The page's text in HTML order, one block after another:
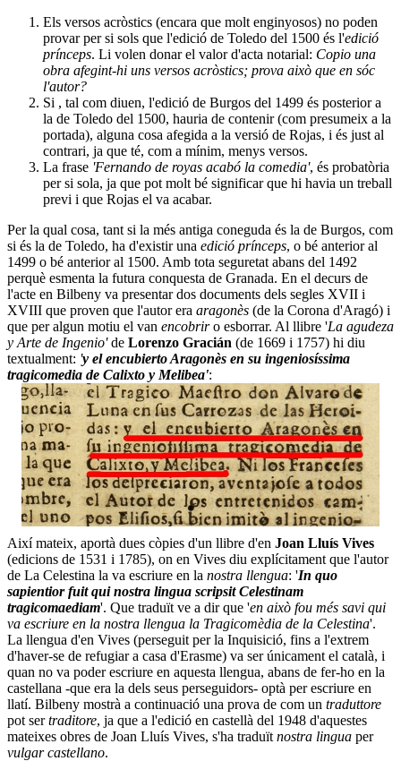
Els versos acròstics (encara que molt enginyosos) no poden
provar per si sols que l'edició de Toledo del 1500 és l'edició
prínceps. Li volen donar el valor d'acta notarial: Copio una
obra afegint-hi uns versos acròstics; prova això que en sóc
l'autor?
Si , tal com diuen, l'edició de Burgos del 1499 és posterior a
la de Toledo del 1500, hauria de contenir (com presumeix a la
portada), alguna cosa afegida a la versió de Rojas, i és just al
contrari, ja que té, com a mínim, menys versos.
La frase 'Fernando de royas acabó la comedia', és probatòria
per si sola, ja que pot molt bé significar que hi havia un treball
previ i que Rojas el va acabar.
Per la qual cosa, tant si la més antiga coneguda és la de Burgos, com
si és la de Toledo, ha d'existir una edició prínceps, o bé anterior al
1499 o bé anterior al 1500. Amb tota seguretat abans del 1492
perquè esmenta la futura conquesta de Granada. En el decurs de
l'acte en Bilbeny va presentar dos documents dels segles XVII i
XVIII que proven que l'autor era aragonès (de la Corona d'Aragó) i
que per algun motiu el van encobriro esborrar. Al llibre 'La agudeza
y Arte de Ingenio'de Lorenzo Gracián (de 1669 i 1757) hi diu
textualment: 'y el encubierto Aragonès en su ingeniosíssima
tragicomedia de Calixto y Melibea':
Així mateix, aportà dues còpies d'un llibre d'en Joan Lluís Vives
(edicions de 1531 i 1785), on en Vives diu explícitament que l'autor
de La Celestina la va escriure en la nostra llengua: 'In quo
sapientior fuit qui nostra lingua scripsit Celestinam
tragicomaediam'. Que traduït ve a dir que 'en això fou més savi qui
va escriure en la nostra llengua la Tragicomèdia de la Celestina'.
La llengua d'en Vives (perseguit per la Inquisició, fins a l'extrem
d'haver-se de refugiar a casa d'Erasme) va ser únicament el català, i
quan no va poder escriure en aquesta llengua, abans de fer-ho en la
castellana -que era la dels seus perseguidors- optà per escriure en
llatí. Bilbeny mostrà a continuació una prova de com un traduttore
pot sertraditore, ja que a l'edició en castellà del 1948 d'aquestes
mateixes obres de Joan Lluís Vives, s'ha traduït nostra lingua per
vulgar castellano.